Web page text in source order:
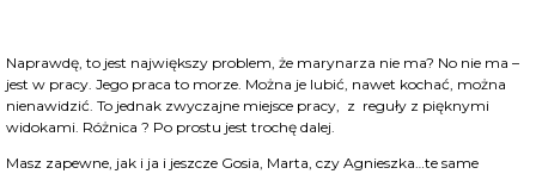
Naprawdę, to jest największy problem, że marynarza nie ma? No nie ma –
jest w pracy. Jego praca to morze. Można je lubić, nawet kochać, można
nienawidzić. To jednak zwyczajne miejsce pracy, z reguły z pięknymi
widokami. Różnica ? Po prostu jest trochę dalej.
Masz zapewne, jak i ja i jeszcze Gosia, Marta, czy Agnieszka…te same